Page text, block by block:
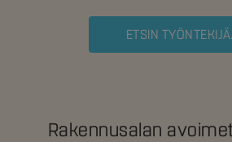
ETSIN
Rakennusalan